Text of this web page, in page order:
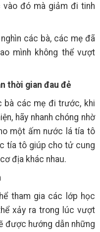
vào đó mà giảm đi tinh
các bà, các mẹ đã
mình không thể vượt
thời gian đau đẻ
bà các mẹ đi trước, khi
hãy nhanh chóng nhờ
một ấm nước lá tía tô
tía tô giúp cho tử cung
địa khác nhau.
tham gia các lớp học
xảy ra trong lúc vượt
được hướng dẫn những